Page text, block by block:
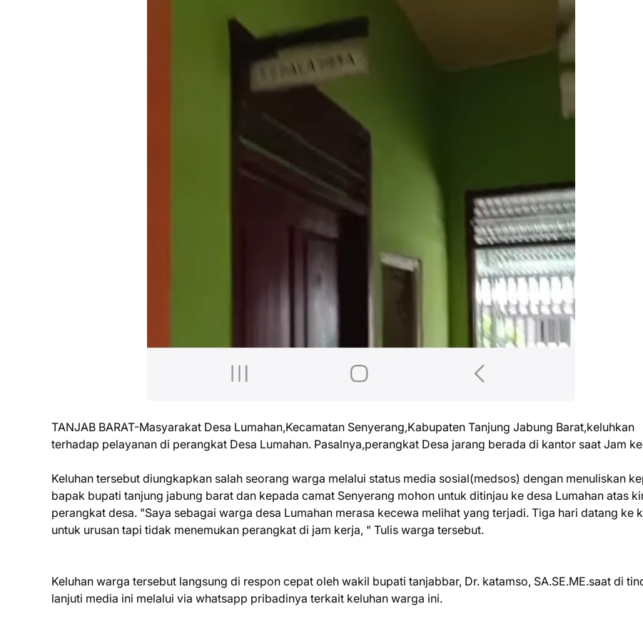
TANJAB BARAT-Masyarakat Desa Lumahan,Kecamatan Senyerang,Kabupaten Tanjung Jabung Barat,keluhkan
terhadap pelayanan di perangkat Desa Lumahan. Pasalnya,perangkat Desa jarang berada di kantor saat Jam
Keluhan tersebut diungkapkan salah seorang warga melalui status media sosial(medsos) dengan menuliskan
bapak bupati tanjung jabung barat dan kepada camat Senyerang mohon untuk ditinjau ke desa Lumahan atas
perangkat desa. "Saya sebagai warga desa Lumahan merasa kecewa melihat yang terjadi. Tiga hari datang ke
untuk urusan tapi tidak menemukan perangkat di jam kerja, " Tulis warga tersebut.
Keluhan warga tersebut langsung di respon cepat oleh wakil bupati tanjabbar, Dr. katamso, SA.SE.ME.saat di
lanjuti media ini melalui via whatsapp pribadinya terkait keluhan warga ini.